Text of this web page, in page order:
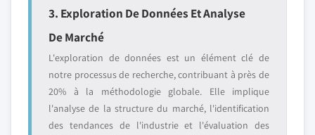
3. Exploration De Données Et Analyse
De Marché
L'exploration de données est un élément clé de
notre processus de recherche, contribuant à près de
20% à la méthodologie globale. Elle implique
l'analyse de la structure du marché, l'identification
des tendances de l'industrie et l'évaluation des